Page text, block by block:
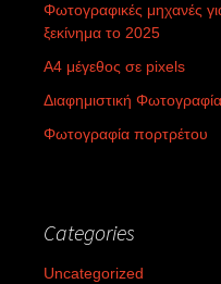
Φωτογραφικές μηχανές
ξεκίνημα το 2025
Α4 μέγεθος σε pixels
Διαφημιστική Φωτογραφία
Φωτογραφία πορτρέτου
Categories
Uncategorized